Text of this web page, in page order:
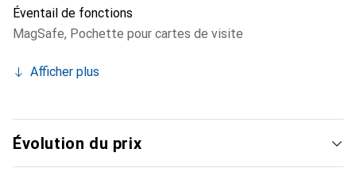
Éventail de fonctions
MagSafe, Pochette pour cartes de visite
Afficher plus
Évolution du prix